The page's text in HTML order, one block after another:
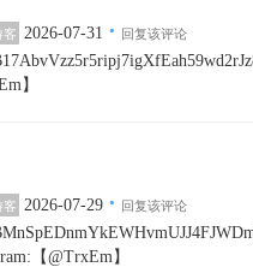
客 2026-07-31 · 回复该评论
】
客 2026-07-29 · 回复该评论
【@TrxEm】